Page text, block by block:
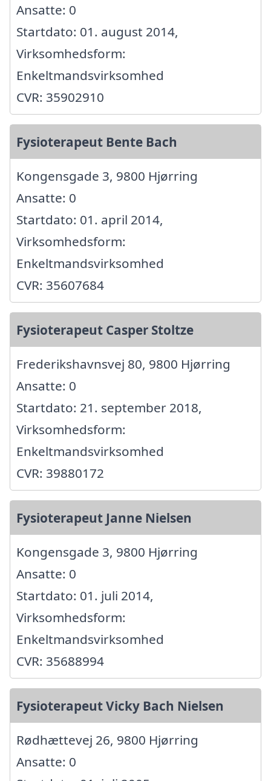
Ansatte: 0
Startdato: 01. august 2014,
Virksomhedsform:
Enkeltmandsvirksomhed
CVR: 35902910
Fysioterapeut Bente Bach
Kongensgade 3, 9800 Hjørring
Ansatte: 0
Startdato: 01. april 2014,
Virksomhedsform:
Enkeltmandsvirksomhed
CVR: 35607684
Fysioterapeut Casper Stoltze
Frederikshavnsvej 80, 9800 Hjørring
Ansatte: 0
Startdato: 21. september 2018,
Virksomhedsform:
Enkeltmandsvirksomhed
CVR: 39880172
Fysioterapeut Janne Nielsen
Kongensgade 3, 9800 Hjørring
Ansatte: 0
Startdato: 01. juli 2014,
Virksomhedsform:
Enkeltmandsvirksomhed
CVR: 35688994
Fysioterapeut Vicky Bach Nielsen
Rødhættevej 26, 9800 Hjørring
Ansatte: 0